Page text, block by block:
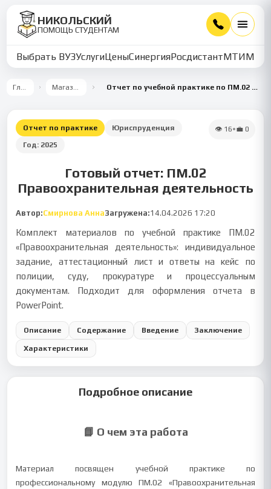
НИКОЛЬСКИЙ
ПОМОЩЬ СТУДЕНТАМ
Выбрать ВУЗУслугиЦеныСинергияРосдистантМТИММУ
Главная Магазин работ Отчет по учебной практике по ПМ.02 Правоохранительная деятельность
Отчет по практике
Юриспруденция
Год: 2025
👁 16•💼 0
Готовый отчет: ПМ.02
Правоохранительная деятельность
Автор:Смирнова АннаЗагружена:14.04.2026 17:20
Комплект материалов по учебной практике ПМ.02
«Правоохранительная деятельность»: индивидуальное
задание, аттестационный лист и ответы на кейс по
полиции, суду, прокуратуре и процессуальным
документам. Подходит для оформления отчета в
PowerPoint.
Описание Содержание Введение Заключение
Характеристики
Подробное описание
📘 О чем эта работа
Материал посвящен учебной практике по
профессиональному модулю ПМ.02 «Правоохранительная